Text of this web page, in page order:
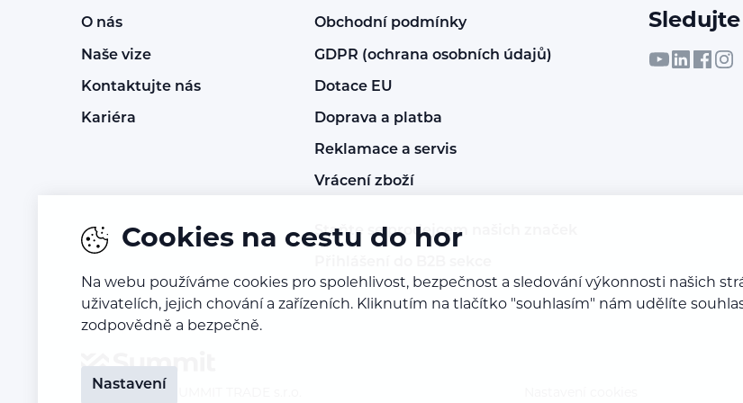
O nás
Naše vize
Kontaktujte nás
Kariéra
Obchodní podmínky
GDPR (ochrana osobních údajů)
Dotace EU
Doprava a platba
Reklamace a servis
Vrácení zboží
Staňte se prodejcem našich značek
Cookies na cestu do hor
Na webu používáme cookies pro spolehlivost, bezpečnost a sledování výkonnosti našich
uživatelích, jejich chování a zařízeních. Kliknutím na tlačítko "souhlasím" nám udělíte
zodpovědně a bezpečně.
Nastavení